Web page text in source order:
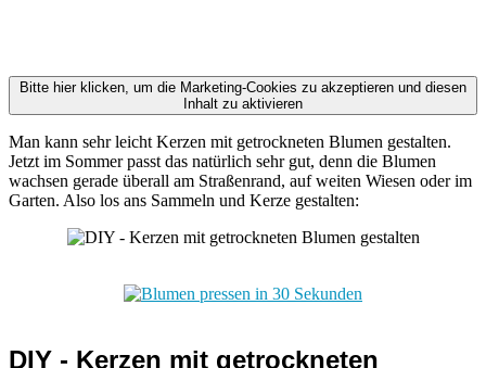
Bitte hier klicken, um die Marketing-Cookies zu akzeptieren und diesen
Inhalt zu aktivieren
Man kann sehr leicht Kerzen mit getrockneten Blumen gestalten.
Jetzt im Sommer passt das natürlich sehr gut, denn die Blumen
wachsen gerade überall am Straßenrand, auf weiten Wiesen oder im
Garten. Also los ans Sammeln und Kerze gestalten:
DIY - Kerzen mit getrockneten